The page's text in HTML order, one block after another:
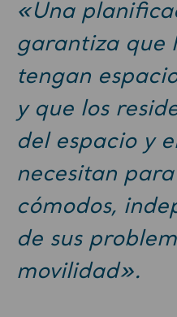
«Una
garantiza que
tengan
y que los
del espacio y
necesitan
cómodos,
de sus
movilidad».